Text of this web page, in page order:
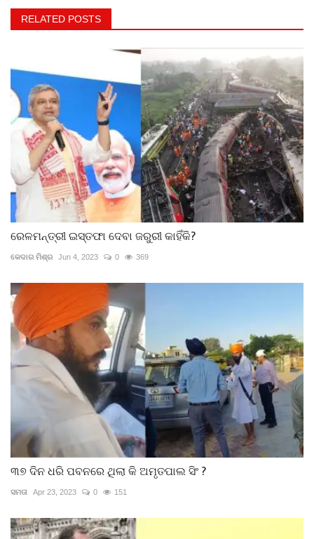
RELATED POSTS
ରେଳମନ୍ତ୍ରୀ ଇସ୍ତଫା ଦେବା ଜରୁରୀ କାହିଁକି?
କେଦାର ମିଶ୍ର Jun 4, 2023 0 369
୩୭ ଦିନ ଧରି ପବନରେ ଥିଲା କି ଅମୃତପାଲ ସିଂ ?
ସମତା Apr 23, 2023 0 151